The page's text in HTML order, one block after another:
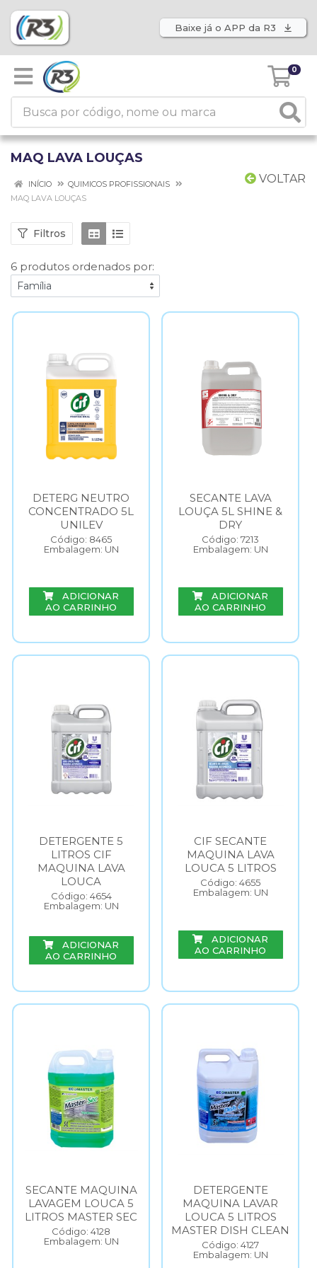
Baixe já o APP da R3
0
MAQ LAVA LOUÇAS
VOLTAR
INÍCIO
QUIMICOS PROFISSIONAIS
MAQ LAVA LOUÇAS
Filtros
6 produtos ordenados por:
DETERG NEUTRO
CONCENTRADO 5L
UNILEV
Código: 8465
Embalagem: UN
ADICIONAR
AO CARRINHO
SECANTE LAVA
LOUÇA 5L SHINE &
DRY
Código: 7213
Embalagem: UN
ADICIONAR
AO CARRINHO
DETERGENTE 5
LITROS CIF
MAQUINA LAVA
LOUCA
Código: 4654
Embalagem: UN
ADICIONAR
AO CARRINHO
CIF SECANTE
MAQUINA LAVA
LOUCA 5 LITROS
Código: 4655
Embalagem: UN
ADICIONAR
AO CARRINHO
SECANTE MAQUINA
LAVAGEM LOUCA 5
LITROS MASTER SEC
Código: 4128
Embalagem: UN
DETERGENTE
MAQUINA LAVAR
LOUCA 5 LITROS
MASTER DISH CLEAN
Código: 4127
Embalagem: UN